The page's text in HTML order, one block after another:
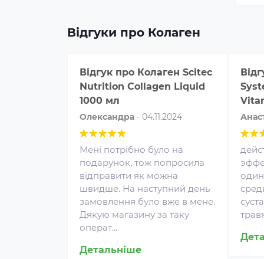
Відгуки про Колаген
Відгук про Колаген Scitec
Nutrition Collagen Liquid
1000 мл
Олександра - 04.11.2024
Мені потрібно було на
подарунок, тож попросила
відправити як можна
швидше. На наступний день
замовлення було вже в мене.
Дякую магазину за таку
операт...
Детальніше
Протеїн для спортивного
харчування є концентратом
білка у вигляді порошку. Це
безпечна харчова добавка, яка
покриває частину добової